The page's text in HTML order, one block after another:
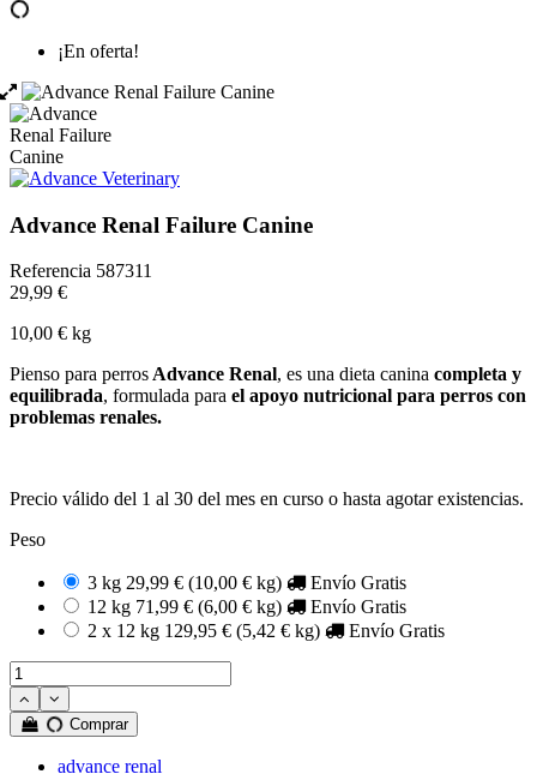
¡En oferta!
Advance Renal Failure Canine
Referencia 587311
29,99 €
10,00 € kg
Pienso para perrosAdvance Renal, es una dieta canina completa y
equilibrada, formulada para el apoyo nutricional para perros con
problemas renales.
Precio válido del 1 al 30 del mes en curso o hasta agotar existencias.
Peso
3 kg 29,99 € (10,00 € kg)
Envío Gratis
12 kg 71,99 € (6,00 € kg)
Envío Gratis
2 x 12 kg 129,95 € (5,42 € kg) Envío Gratis
Comprar
advance renal